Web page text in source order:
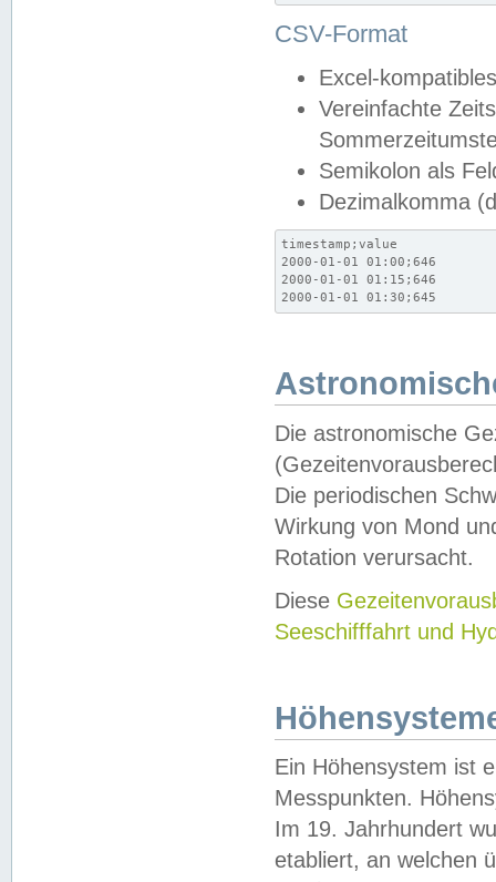
CSV-Format
Excel-
Vereinfachte
Semikolon als
Dezimalkomma
timestamp;value
2000-01-01 01:00;646
2000-01-01 01:15;646
2000-01-01 01:30;645
Die astronomische
Die periodischen
Wirkung von Mond
Rotation verursacht.
Diese
Seeschifffahrt und
Ein Höhensystem ist
Messpunkten.
Im 19. Jahrhundert
etabliert, an welchen